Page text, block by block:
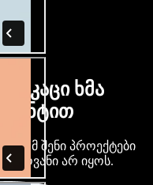
ხმა
რომ შენი პროექტები
არ იყოს.